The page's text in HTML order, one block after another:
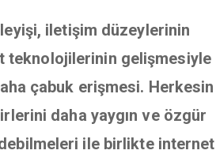
iletişim düzeylerinin
teknolojilerinin gelişmesiyle
çabuk erişmesi. Herkesin
daha yaygın ve özgür
ile birlikte internet